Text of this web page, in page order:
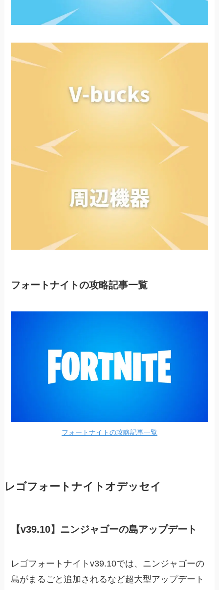
フォートナイトの攻略記事一覧
フォートナイトの攻略記事一覧
レゴフォートナイトオデッセイ
【v39.10】ニンジャゴーの島アップデート
レゴフォートナイトv39.10では、ニンジャゴーの
島がまるごと追加されるなど超大型アップデート